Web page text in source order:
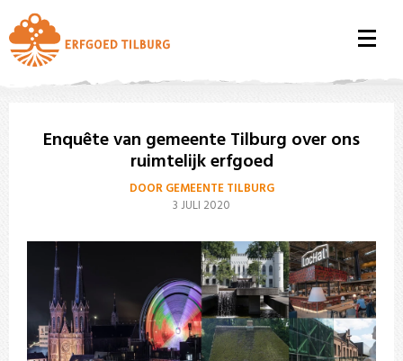
Enquête van gemeente Tilburg over ons
ruimtelijk erfgoed
DOOR GEMEENTE TILBURG
3 JULI 2020